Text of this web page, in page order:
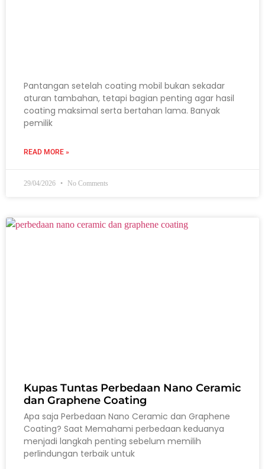
Pantangan setelah coating mobil bukan sekadar
aturan tambahan, tetapi bagian penting agar hasil
coating maksimal serta bertahan lama. Banyak
pemilik
READ MORE »
29/04/2026 No Comments
Kupas Tuntas Perbedaan Nano Ceramic
dan Graphene Coating
Apa saja Perbedaan Nano Ceramic dan Graphene
Coating? Saat Memahami perbedaan keduanya
menjadi langkah penting sebelum memilih
perlindungan terbaik untuk